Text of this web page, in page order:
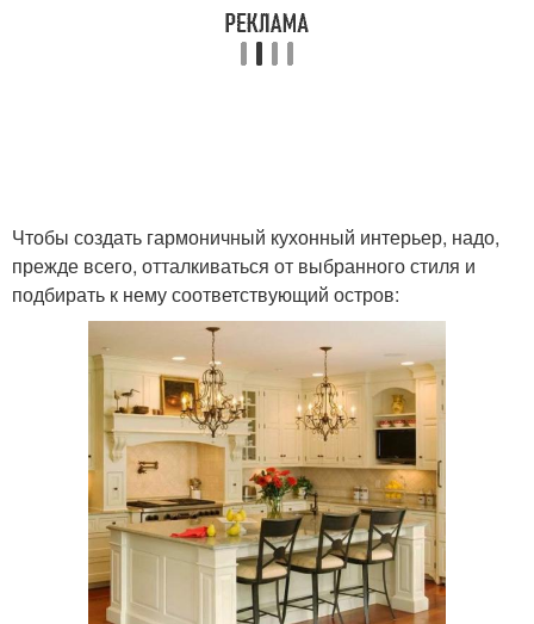
Чтобы создать гармоничный кухонный интерьер, надо,
прежде всего, отталкиваться от выбранного стиля и
подбирать к нему соответствующий остров: